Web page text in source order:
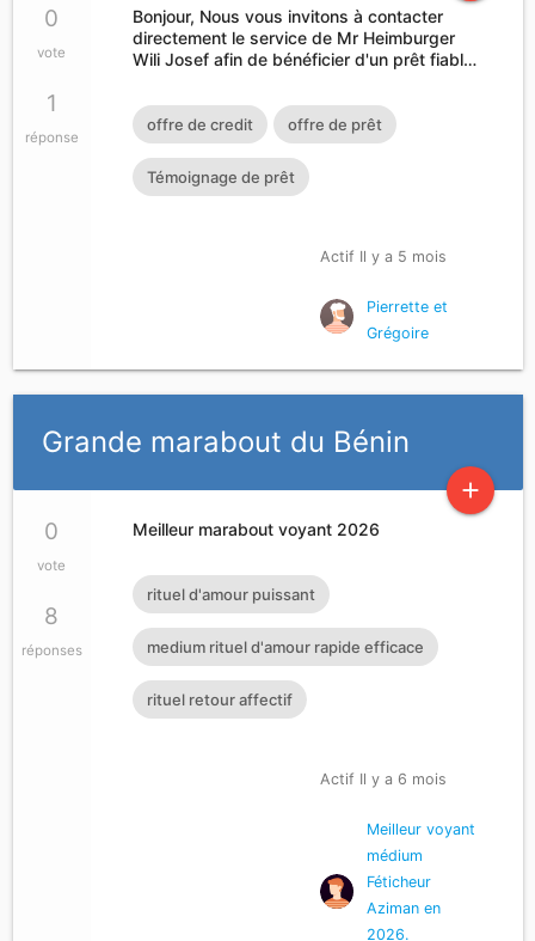
0
vote
1
réponse
Bonjour, Nous vous invitons à contacter
directement le service de Mr Heimburger
Wili Josef afin de bénéficier d'un prêt fiabl…
offre de credit offre de prêt
Témoignage de prêt
Actif Il y a 5 mois
Pierrette et
Grégoire
Grande marabout du Bénin
add
0
vote
8
réponses
Meilleur marabout voyant 2026
rituel d'amour puissant
medium rituel d'amour rapide efficace
rituel retour affectif
Actif Il y a 6 mois
Meilleur voyant
médium
Féticheur
Aziman en
2026.